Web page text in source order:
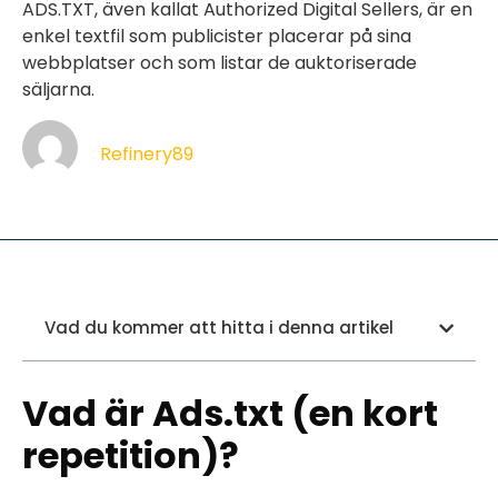
ADS.TXT, även kallat Authorized Digital Sellers, är en
enkel textfil som publicister placerar på sina
webbplatser och som listar de auktoriserade
säljarna.
Refinery89
Vad du kommer att hitta i denna artikel
Vad är Ads.txt (en kort
repetition)?